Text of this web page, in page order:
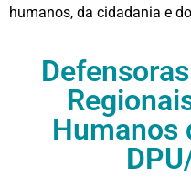
humanos, da cidadania e
Humanos